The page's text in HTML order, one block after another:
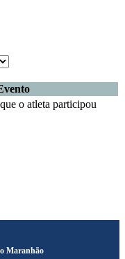
o atleta participou
Maranhão